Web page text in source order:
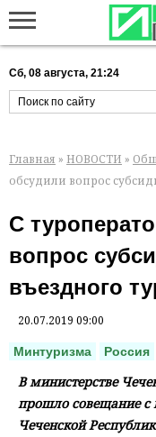
Сб, 08 августа, 21:24
Главная » НОВОСТИ »
обсудили вопрос
С
вопрос
въездного
20.07.2019 09:00
Минтуризма Россия
В министерстве
прошло совещание с
Чеченской